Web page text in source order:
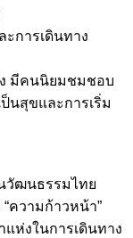
การเดินทาง
ง มีคนนิยมชมชอบ
นสุขและการเริ่ม
นวัฒนธรรมไทย
ความก้าวหน้า”
แห่งในการเดินทาง